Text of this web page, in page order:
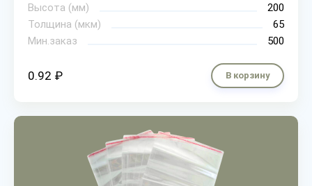
Высота (мм)
200
Толщина (мкм)
65
Мин.заказ
500
0.92 ₽ В корзину